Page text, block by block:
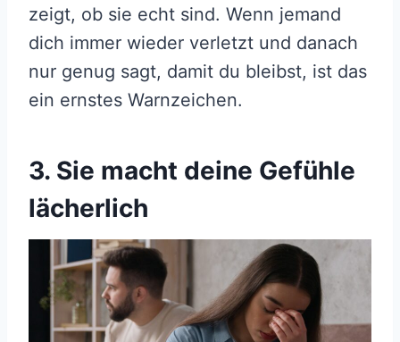
zeigt, ob sie echt sind. Wenn jemand
dich immer wieder verletzt und danach
nur genug sagt, damit du bleibst, ist das
ein ernstes Warnzeichen.
3. Sie macht deine Gefühle
lächerlich